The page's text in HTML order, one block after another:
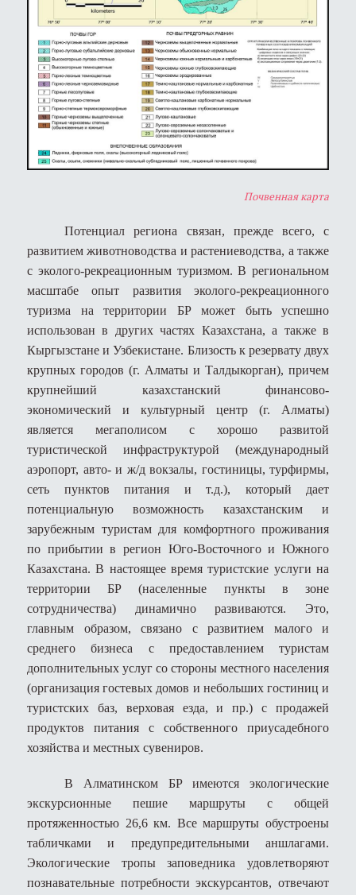
Почвенная карта
Потенциал региона связан, прежде всего, с
развитием животноводства и растениеводства, а также
с эколого-рекреационным туризмом. В региональном
масштабе опыт развития эколого-рекреационного
туризма на территории БР может быть успешно
использован в других частях Казахстана, а также в
Кыргызстане и Узбекистане. Близость к резервату двух
крупных городов (г. Алматы и Талдыкорган), причем
крупнейший казахстанский финансово-
экономический и культурный центр (г. Алматы)
является мегаполисом с хорошо развитой
туристической инфраструктурой (международный
аэропорт, авто- и ж/д вокзалы, гостиницы, турфирмы,
сеть пунктов питания и т.д.), который дает
потенциальную возможность казахстанским и
зарубежным туристам для комфортного проживания
по прибытии в регион Юго-Восточного и Южного
Казахстана. В настоящее время туристские услуги на
территории БР (населенные пункты в зоне
сотрудничества) динамично развиваются. Это,
главным образом, связано с развитием малого и
среднего бизнеса с предоставлением туристам
дополнительных услуг со стороны местного населения
(организация гостевых домов и небольших гостиниц и
туристских баз, верховая езда, и пр.) с продажей
продуктов питания с собственного приусадебного
хозяйства и местных сувениров.
В Алматинском БР имеются экологические
экскурсионные пешие маршруты с общей
протяженностью 26,6 км. Все маршруты обустроены
табличками и предупредительными аншлагами.
Экологические тропы заповедника удовлетворяют
познавательные потребности экскурсантов, отвечают